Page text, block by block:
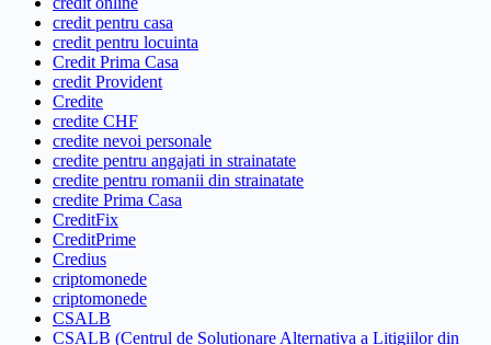
credit pentru casa
credit pentru locuinta
Credit Prima Casa
credit Provident
Credite
credite CHF
credite nevoi personale
credite pentru angajati in strainatate
credite pentru romanii din strainatate
credite Prima Casa
CreditFix
CreditPrime
Credius
criptomonede
criptomonede
CSALB
CSALB (Centrul de Solutionare Alternativa a Litigiilor din